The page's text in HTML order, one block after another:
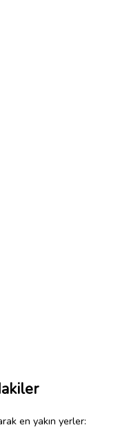
en yakın yerler: